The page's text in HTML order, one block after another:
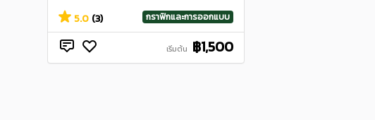
5.0 (3) กราฟิกและการออกแบบ
เริ่มต้น ฿1,500